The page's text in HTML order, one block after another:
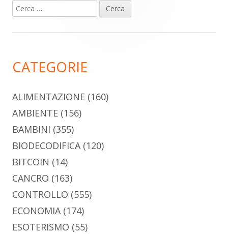
Barra
laterale
Ricerca
per:
CATEGORIE
ALIMENTAZIONE (160)
AMBIENTE (156)
BAMBINI (355)
BIODECODIFICA(120)
BITCOIN (14)
CANCRO (163)
CONTROLLO (555)
ECONOMIA(174)
ESOTERISMO (55)